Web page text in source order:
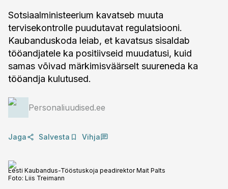
Sotsiaalministeerium kavatseb muuta
tervisekontrolle puudutavat regulatsiooni.
Kaubanduskoda leiab, et kavatsus sisaldab
tööandjatele ka positiivseid muudatusi, kuid
samas võivad märkimisväärselt suureneda ka
tööandja kulutused.
Personaliuudised.ee
Jaga Salvesta Vihja
Eesti Kaubandus-Tööstuskoja peadirektor Mait Palts
Foto: Liis Treimann